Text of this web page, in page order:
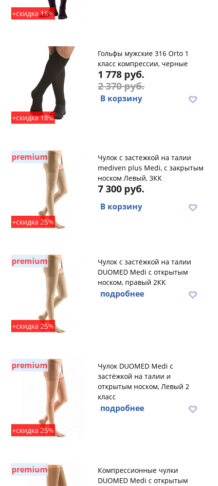
+скидка 18%
+скидка 18%
Гольфы мужские 316 Orto 1
класс компрессии, черные
1 778 руб.
2 370 руб.
В корзину
premium
+скидка 25%
Чулок с застежкой на талии
mediven plus Medi, с закрытым
носком Левый, 3КК
7 300 руб.
В корзину
premium
+скидка 25%
Чулок с застёжкой на талии
DUOMED Medi с открытым
носком, правый 2КК
подробнее
premium
+скидка 25%
Чулок DUOMED Medi с
застёжкой на талии и
открытым носком, Левый 2
класс
подробнее
premium
Компрессионные чулки
DUOMED Medi с открытым